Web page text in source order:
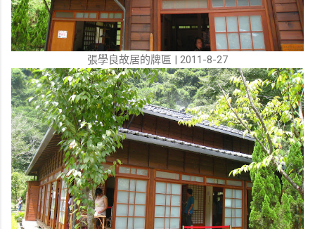
張學良故居的牌匾 | 2011-8-27